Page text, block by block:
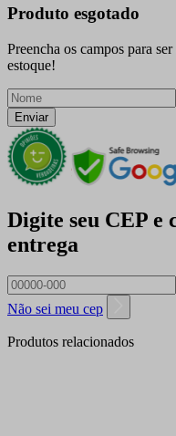
Produto esgotado
Preencha os campos para
estoque!
Enviar
Digite seu CEP e
entrega
Não sei meu cep
Produtos relacionados